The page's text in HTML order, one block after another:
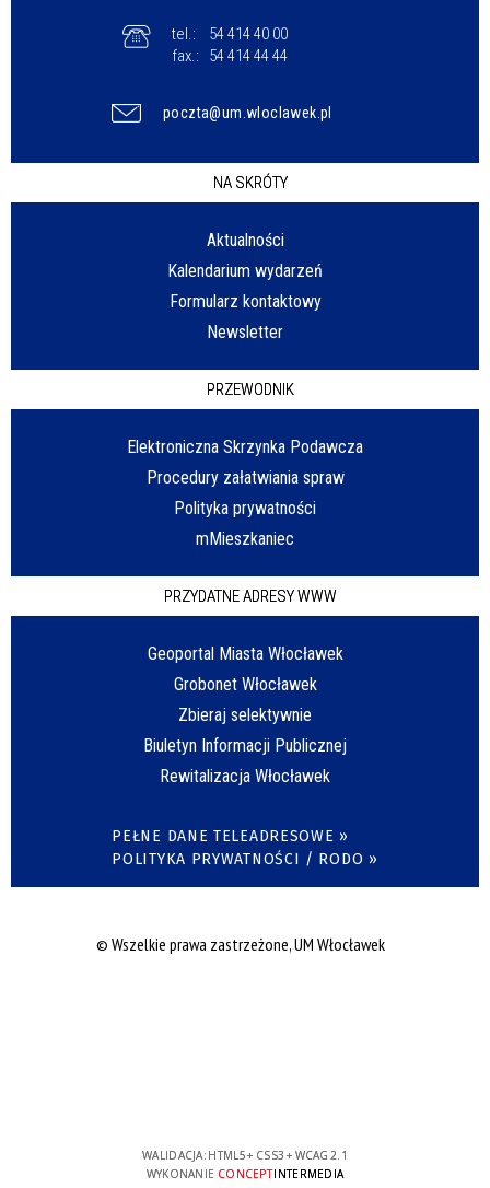
tel.:
54 414 40 00
fax.:
54 414 44 44
poczta@um.wloclawek.pl
NA SKRÓTY
Aktualności
Kalendarium wydarzeń
Formularz kontaktowy
Newsletter
PRZEWODNIK
Elektroniczna Skrzynka Podawcza
Procedury załatwiania spraw
Polityka prywatności
mMieszkaniec
PRZYDATNE ADRESY WWW
Geoportal Miasta Włocławek
Grobonet Włocławek
Zbieraj selektywnie
Biuletyn Informacji Publicznej
Rewitalizacja Włocławek
PEŁNE DANE TELEADRESOWE »
POLITYKA PRYWATNOŚCI / RODO »
© Wszelkie prawa zastrzeżone, UM Włocławek
WALIDACJA: HTML5+ CSS3 + WCAG 2.1
WYKONANIE CONCEPTINTERMEDIA